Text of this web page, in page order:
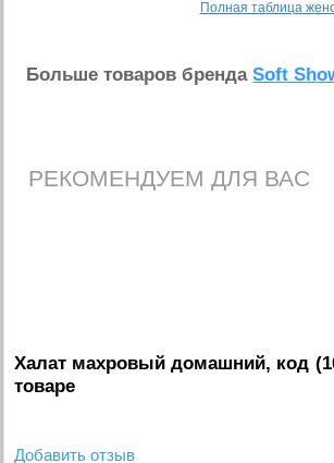
Полная таблица
Больше товаров брендаSoft
РЕКОМЕНДУЕМ ДЛЯ ВАС
Халат махровый домашний, код
товаре
Добавить отзыв